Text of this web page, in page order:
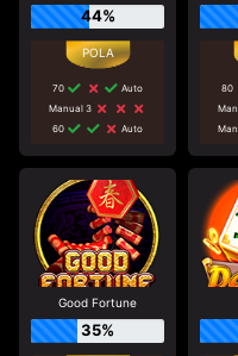
44%
70
Auto
Manual 3
60
Auto
80
Good Fortune
35%